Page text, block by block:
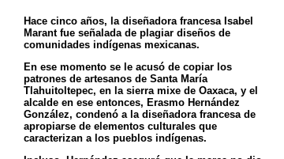
Hace cinco años, la diseñadora francesa Isabel
Marant fue señalada de plagiar diseños de
comunidades indígenas mexicanas.
En ese momento se le acusó de copiar los
patrones de artesanos de Santa María
Tlahuitoltepec, en la sierra mixe de Oaxaca, y el
alcalde en ese entonces, Erasmo Hernández
González, condenó a la diseñadora francesa de
apropiarse de elementos culturales que
caracterizan a los pueblos indígenas.